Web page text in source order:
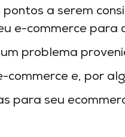
a serem
e-commerce para
problema
commerce e, por
para seu